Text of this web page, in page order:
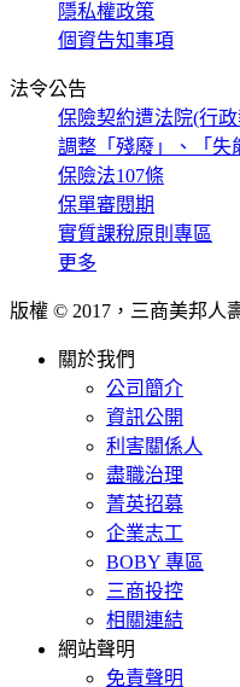
隱私權政策
個資告知事項
法令公告
保險契約遭法院(行
調整「殘廢」、「失
保險法107條
保單審閱期
實質課稅原則專區
更多
版權 © 2017，三商美邦人
關於我們
公司簡介
資訊公開
利害關係人
盡職治理
菁英招募
企業志工
BOBY 專區
三商投控
相關連結
網站聲明
免責聲明